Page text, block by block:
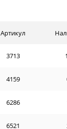
Артикул
3713
4159
6286
6521